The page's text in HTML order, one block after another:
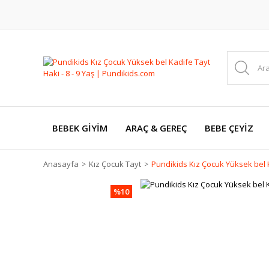
BEBEK GİYİM ARAÇ & GEREÇ BEBE ÇEYİZ
Anasayfa Kız Çocuk Tayt Pundikids Kız Çocuk Yüksek bel
%10